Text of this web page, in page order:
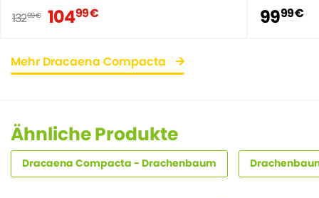
13299 € 10499 € 9999 €
Mehr Dracaena Compacta
Ähnliche Produkte
Dracaena Compacta - Drachenbaum